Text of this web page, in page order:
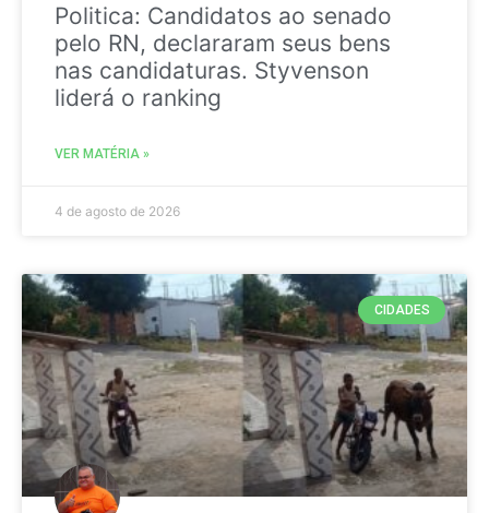
Politica: Candidatos ao senado
pelo RN, declararam seus bens
nas candidaturas. Styvenson
liderá o ranking
VER MATÉRIA »
4 de agosto de 2026
CIDADES